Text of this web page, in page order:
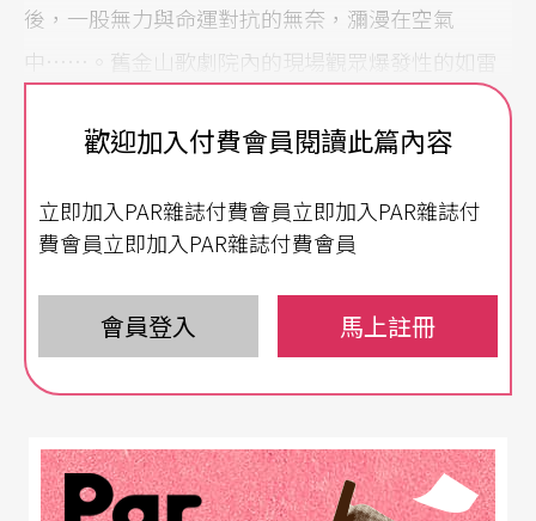
後，一股無力與命運對抗的無奈，瀰漫在空氣
中……。舊金山歌劇院內的現場觀眾爆發性的如雷
《慾望街車》，這部早在一九五○年代因著
壇名作，其歌劇版終於在紐約百老匯首演後五十一
年，即一九九八年，由古典音樂指揮作曲家安德
當時頂尖美國聲樂家擔綱，包括飾演白蘭琪的紐約
大都會歌劇院當家女高音芮妮．弗萊明（Renée Fle
歡迎加入付費會員閱讀此篇內容
立即加入PAR雜誌付費會員立即加入PAR雜誌付
費會員立即加入PAR雜誌付費會員
會員登入 馬上註冊